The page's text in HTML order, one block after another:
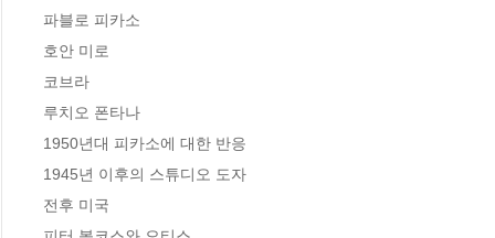
파블로 피카소
호안 미로
코브라
루치오 폰타나
1950년대 피카소에 대한 반응
1945년 이후의 스튜디오 도자
전후 미국